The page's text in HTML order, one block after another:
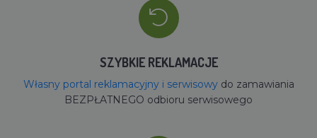
SZYBKIE REKLAMACJE
Własny portal reklamacyjny i serwisowydo zamawiania
BEZPŁATNEGO odbioru serwisowego